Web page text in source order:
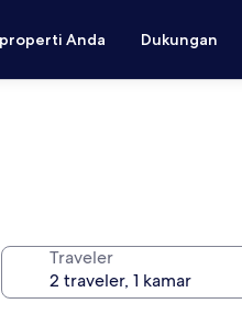
Anda Dukungan
Traveler